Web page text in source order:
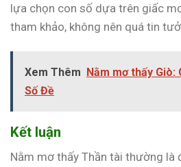
lựa chọn con số dựa trên giấc
tham khảo, không nên quá tin
Xem Thêm Nằm mơ thấy Giò:
Số Đề
Kết luận
Nằm mơ thấy Thần tài thường là